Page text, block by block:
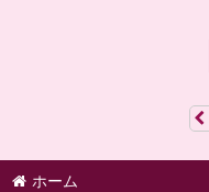
ホーム